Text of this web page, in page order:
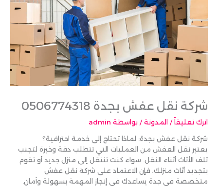
شركة نقل عفش بجدة 0506774318
اترك تعليقاً / المدونة/ بواسطة admin
شركة نقل عفش بجدة: لماذا تحتاج إلى خدمة احترافية؟
يعتبر نقل العفش من العمليات التي تتطلب دقة وخبرة لتجنب
تلف الأثاث أثناء النقل. سواء كنت تنتقل إلى منزل جديد أو تقوم
بتجديد أثاث منزلك، فإن الاعتماد على شركة نقل عفش
متخصصة في جدة يساعدك في إنجاز المهمة بسهولة وأمان.